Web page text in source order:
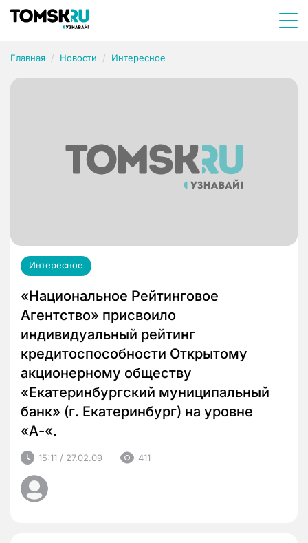
Главная Новости Интересное
Интересное
«Национальное Рейтинговое
Агентство» присвоило
индивидуальный рейтинг
кредитоспособности Открытому
акционерному обществу
«Екатеринбургский муниципальный
банк» (г. Екатеринбург) на уровне
«А-«.
15:11 / 27.02.09 411